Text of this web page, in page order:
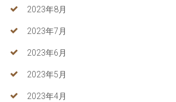
2023年8月
2023年7月
2023年6月
2023年5月
2023年4月